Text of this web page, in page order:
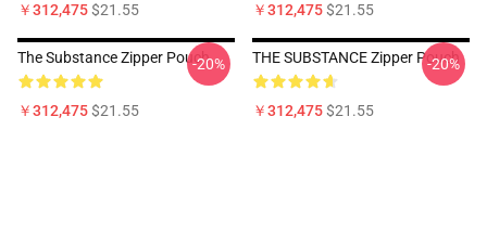
￥312,475$21.55 ￥312,475$21.55
The Substance Zipper Pouch
￥312,475$21.55
-20% THE SUBSTANCE Zipper Pouch
￥312,475$21.55
-20%